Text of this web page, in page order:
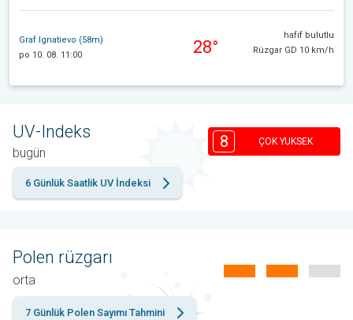
Graf Ignatievo (58m)
po 10. 08. 11:00
28°
hafif bulutlu
Rüzgar GD 10 km/h
UV-Indeks
bugün
8 ÇOK YUKSEK
6 Günlük Saatlik UV İndeksi
Polen rüzgarı
orta
7 Günlük Polen Sayımı Tahmini